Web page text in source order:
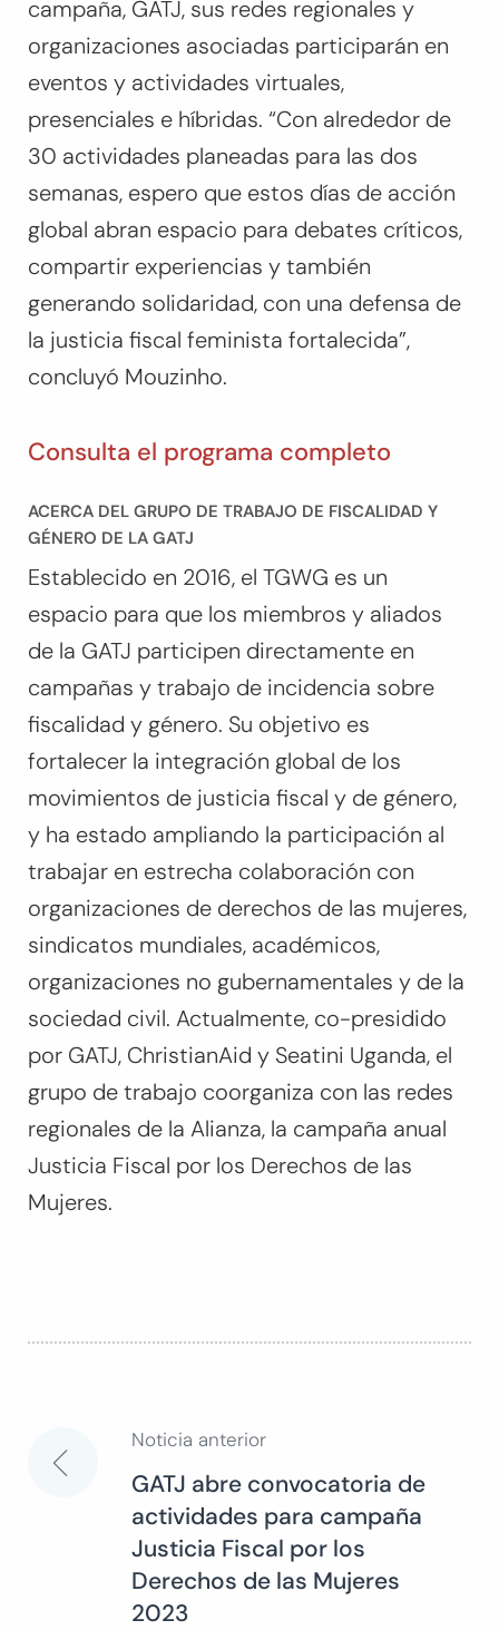
campaña, GATJ, sus redes regionales y
organizaciones asociadas participarán en
eventos y actividades virtuales,
presenciales e híbridas. “Con alrededor de
30 actividades planeadas para las dos
semanas, espero que estos días de acción
global abran espacio para debates críticos,
compartir experiencias y también
generando solidaridad, con una defensa de
la justicia fiscal feminista fortalecida”,
concluyó Mouzinho.
Consulta el programa completo
ACERCA DEL GRUPO DE TRABAJO DE FISCALIDAD Y
GÉNERO DE LA GATJ
Establecido en 2016, el TGWG es un
espacio para que los miembros y aliados
de la GATJ participen directamente en
campañas y trabajo de incidencia sobre
fiscalidad y género. Su objetivo es
fortalecer la integración global de los
movimientos de justicia fiscal y de género,
y ha estado ampliando la participación al
trabajar en estrecha colaboración con
organizaciones de derechos de las mujeres,
sindicatos mundiales, académicos,
organizaciones no gubernamentales y de la
sociedad civil. Actualmente, co-presidido
por GATJ, ChristianAid y Seatini Uganda, el
grupo de trabajo coorganiza con las redes
regionales de la Alianza, la campaña anual
Justicia Fiscal por los Derechos de las
Mujeres.
Navegación
entradas
Noticia anterior
GATJ abre convocatoria de
actividades para campaña
Justicia Fiscal por los
Derechos de las Mujeres
2023